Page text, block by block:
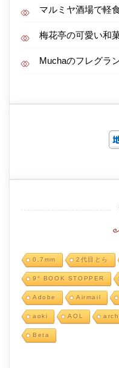
マルミヤ酒場で軽
梅花亭の可愛い和
Muchaのフレグラ
0.7mm 2代目とら
9° BOOK STOPPER
Adobe Airmail
aoki AOL
Beta